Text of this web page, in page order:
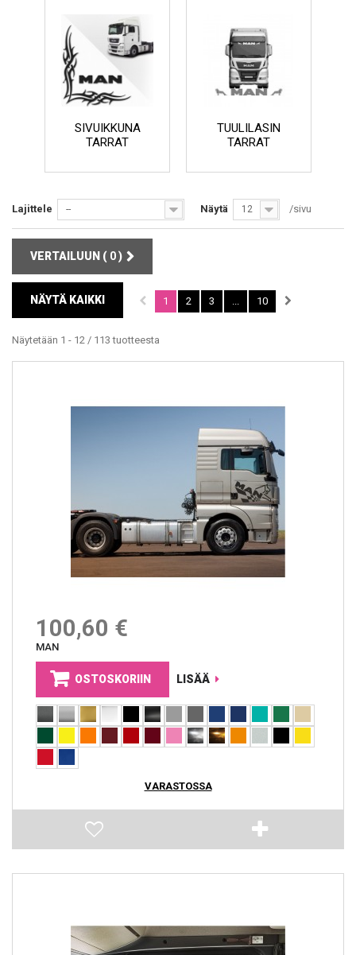
SIVUIKKUNA
TARRAT
TUULILASIN
TARRAT
Lajittele -- Näytä 12 /sivu
VERTAILUUN ( 0)
NÄYTÄ KAIKKI 1 2 3 10
Näytetään 1 - 12 / 113 tuotteesta
100,60 €
MAN
OSTOSKORIIN LISÄÄ
VARASTOSSA